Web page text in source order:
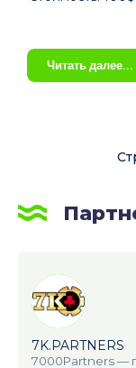
Читать далее...
7K.PARTNERS
7000Partners —